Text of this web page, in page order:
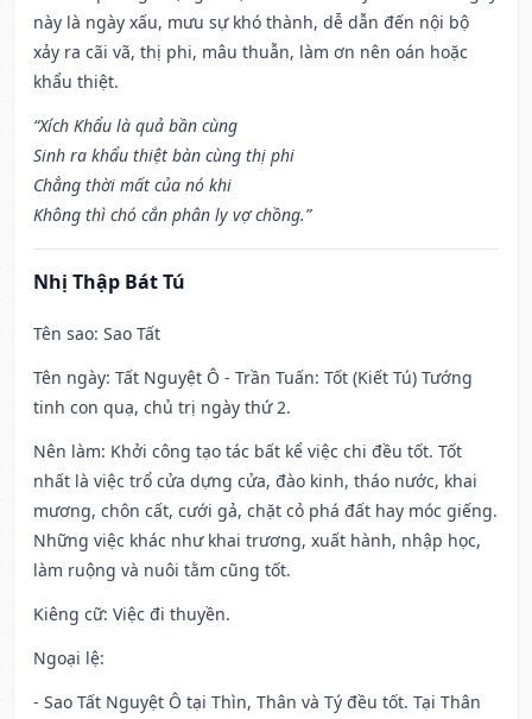
này là ngày xấu, mưu sự khó thành, dễ dẫn đến nội bộ
xảy ra cãi vã, thị phi, mâu thuẫn, làm ơn nên oán hoặc
khẩu thiệt.
“Xích Khẩu là quả bần cùng
Sinh ra khẩu thiệt bàn cùng thị phi
Chẳng thời mất của nó khi
Không thì chó cắn phân ly vợ chồng.”
Nhị Thập Bát Tú
Tên sao: Sao Tất
Tên ngày: Tất Nguyệt Ô - Trần Tuấn: Tốt (Kiết Tú) Tướng
tinh con quạ, chủ trị ngày thứ 2.
Nên làm: Khởi công tạo tác bất kể việc chi đều tốt. Tốt
nhất là việc trổ cửa dựng cửa, đào kinh, tháo nước, khai
mương, chôn cất, cưới gả, chặt cỏ phá đất hay móc giếng.
Những việc khác như khai trương, xuất hành, nhập học,
làm ruộng và nuôi tằm cũng tốt.
Kiêng cữ: Việc đi thuyền.
Ngoại lệ:
- Sao Tất Nguyệt Ô tại Thìn, Thân và Tý đều tốt. Tại Thân